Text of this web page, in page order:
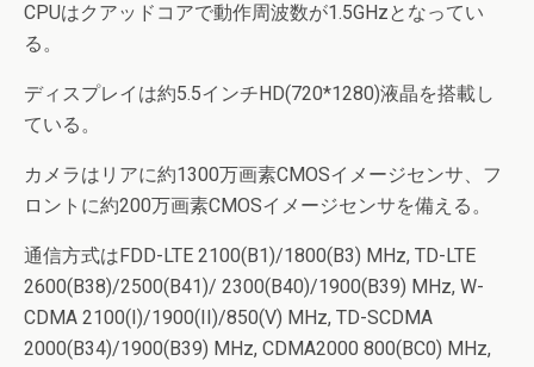
CPUはクアッドコアで動作周波数が1.5GHzとなってい
る。
ディスプレイは約5.5インチHD(720*1280)液晶を搭載し
ている。
カメラはリアに約1300万画素CMOSイメージセンサ、フ
ロントに約200万画素CMOSイメージセンサを備える。
通信方式はFDD-LTE 2100(B1)/1800(B3) MHz, TD-LTE
2600(B38)/2500(B41)/ 2300(B40)/1900(B39) MHz, W-
CDMA 2100(I)/1900(II)/850(V) MHz, TD-SCDMA
2000(B34)/1900(B39) MHz, CDMA2000 800(BC0) MHz,